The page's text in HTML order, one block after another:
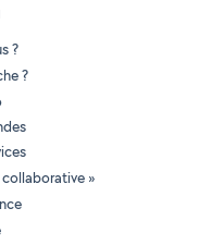
?
?
»